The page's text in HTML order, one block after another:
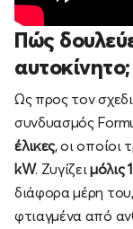
Πώς
αυτοκίνητο;
Ως προς τον
συνδυασμός
έλικες, οι
kW. Ζυγίζειμόλις
διάφορα μέρη
φτιαγμένα από